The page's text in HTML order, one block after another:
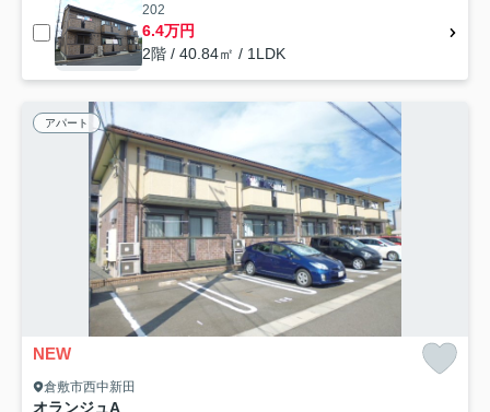
202
6.4万円
2階 / 40.84㎡ / 1LDK
アパート
NEW
倉敷市西中新田
オランジュA